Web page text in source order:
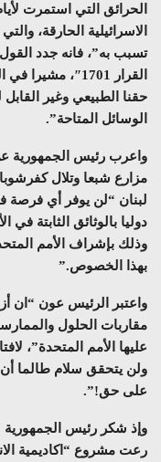
الحرائق التي استمرت
الاسرائيلية الحارقة،
تسبب به”، فانه جدد
القرار 1701″،
حقنا الطبيعي وغير
الوسائل المتاحة”.
واعرب رئيس الجمهورية
مزارع شبعا وتلال
لبنان “لن يوفر أي فرصة
دوليا بالوثائق الثابتة في
وذلك بإشراف الأمم
بهذا الخصوص.”
واعتبر الرئيس عون “ان
مقاربات الحلول
عليها الأمم المتحدة”،
ولن يتحقق سلام طالما أن
على حق!”.
وإذ شكر رئيس الجمهورية
رعت مشروع “اكاديمية